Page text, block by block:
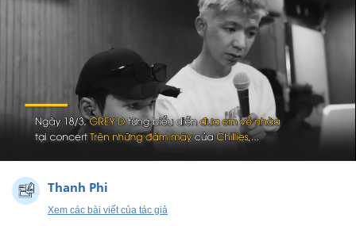
Thanh Phi
Xem các bài viết của tác giả